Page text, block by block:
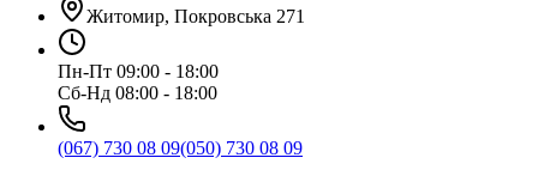
Житомир, Покровська 271
Пн-Пт 09:00 - 18:00
Сб-Нд 08:00 - 18:00
(067) 730 08 09(050) 730 08 09